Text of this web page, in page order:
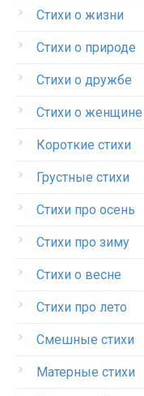
Стихи о жизни
Стихи о природе
Стихи о дружбе
Стихи о женщине
Короткие стихи
Грустные стихи
Стихи про осень
Стихи про зиму
Стихи о весне
Стихи про лето
Смешные стихи
Матерные стихи